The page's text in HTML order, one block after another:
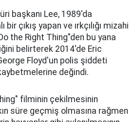
başkanı Lee, 1989'da
çıkış yapan ve ırkçılığı mizahi
the Right Thing"den bu yana
belirterek 2014'de Eric
Floyd'un polis şiddeti
değindi.
filminin çekilmesinin
süre geçmiş olmasına rağmen